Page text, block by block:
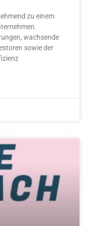
zu einem
wachsende
sowie der